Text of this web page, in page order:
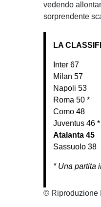
vedendo
sorprendente
LA
Inter 67
Milan 57
Napoli 53
Roma 50 *
Como 48
Juventus 46 *
Atalanta 45
Sassuolo 38
* Una partita
© Riproduzione